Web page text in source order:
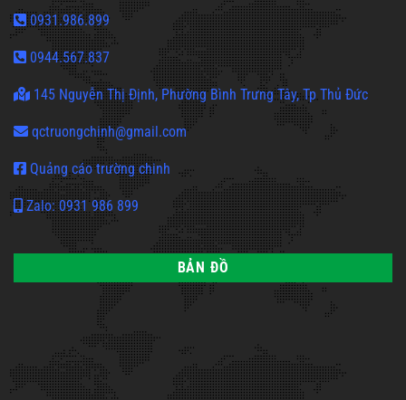
0931.986.899
0944.567.837
145 Nguyễn Thị Định, Phường Bình Trưng Tây, Tp Thủ Đức
qctruongchinh@gmail.com
Quảng cáo trường chinh
Zalo: 0931 986 899
BẢN ĐỒ